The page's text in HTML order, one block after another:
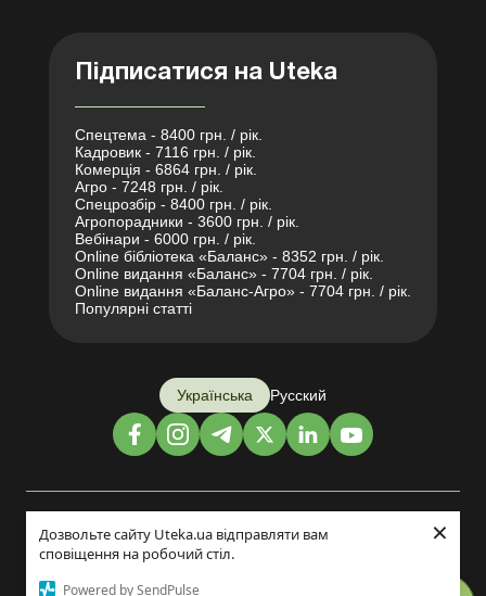
Дозвольте сайту Uteka.ua відправляти вам
сповіщення на робочий стіл.
Powered by SendPulse
×
Підписатися на Uteka
Спецтема - 8400 грн. / рік.
Кадровик - 7116 грн. / рік.
Комерція - 6864 грн. / рік.
Агро - 7248 грн. / рік.
Спецрозбір - 8400 грн. / рік.
Агропорадники - 3600 грн. / рік.
Вебінари - 6000 грн. / рік.
Online бібліотека «Баланс» - 8352 грн. / рік.
Online видання «Баланс» - 7704 грн. / рік.
Online видання «Баланс-Агро» - 7704 грн. / рік.
Популярні статті
Українська Русский
Дизайн і розробка: